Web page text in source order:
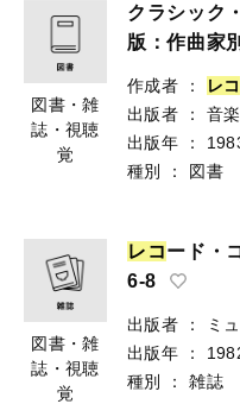
図書・雑
誌・視聴
覚
クラシック・
版：作曲家別
作成者 ： レコ
出版者
：
音
出版年
：
種別
： 図書
図書・雑
誌・視聴
覚
レ コード・
6-8
出版者 ：
ミ
出版年
：
種別
： 雑誌